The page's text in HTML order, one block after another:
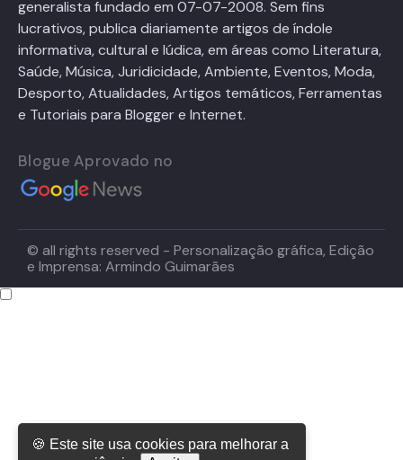
generalista fundado em 07-07-2008. Sem fins
lucrativos, publica diariamente artigos de índole
informativa, cultural e lúdica, em áreas como Literatura,
Saúde, Música, Juridicidade, Ambiente, Eventos, Moda,
Desporto, Atualidades, Artigos temáticos, Ferramentas
e Tutoriais para Blogger e Internet.
Blogue Aprovado no
© all rights reserved - Personalização gráfica, Edição
e Imprensa: Armindo Guimarães
🍪 Este site usa cookies para melhorar a